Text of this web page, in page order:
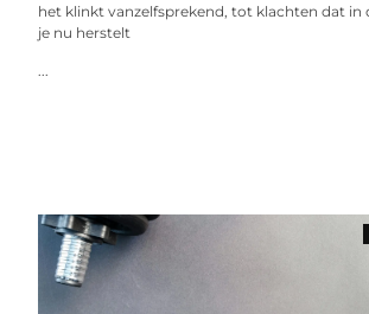
het klinkt vanzelfsprekend, tot klachten dat in
je nu herstelt
...